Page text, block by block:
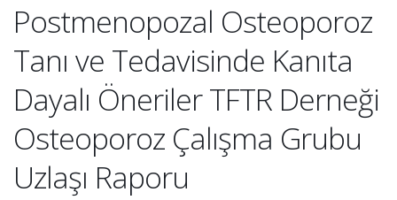
Postmenopozal Osteoporoz
Tanı ve Tedavisinde Kanıta
Dayalı Öneriler TFTR Derneği
Osteoporoz Çalışma Grubu
Uzlaşı Raporu